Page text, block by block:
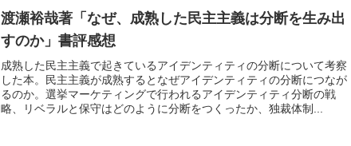
渡瀬裕哉著「なぜ、成熟した民主主義は分断を生み出
すのか」書評感想
成熟した民主主義で起きているアイデンティティの分断について考察
した本。民主主義が成熟するとなぜアイデンティティの分断につなが
るのか。選挙マーケティングで行われるアイデンティティ分断の戦
略、リベラルと保守はどのように分断をつくったか、独裁体制...